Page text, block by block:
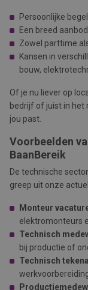
Persoonlijke
Een breed
Zowel parttime
Kansen in
bouw,
Of je nu liever op
bedrijf of juist in het
jou past.
Voorbeelden
BaanBereik
De technische
greep uit onze
Monteur
elektromonteurs
Technisch
bij productie of
Technisch